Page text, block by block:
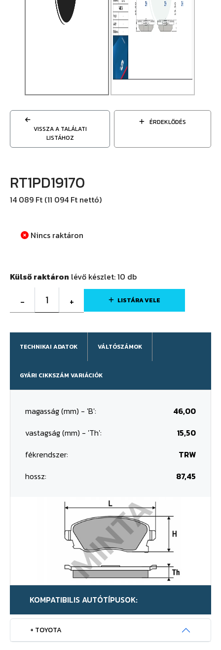
VISSZA A TALÁLATI
LISTÁHOZ
ÉRDEKLŐDÉS
RT1PD19170
14 089 Ft (11 094 Ft nettó)
Nincs raktáron
Külső raktáron lévő készlet:10 db
- 1 + LISTÁRA VELE
TECHNIKAI ADATOK VÁLTÓSZÁMOK
GYÁRI CIKKSZÁM VARIÁCIÓK
magasság (mm) - 'B':
46,00
vastagság (mm) - 'Th':
15,50
fékrendszer:
TRW
hossz:
87,45
KOMPATIBILIS AUTÓTÍPUSOK:
+ TOYOTA